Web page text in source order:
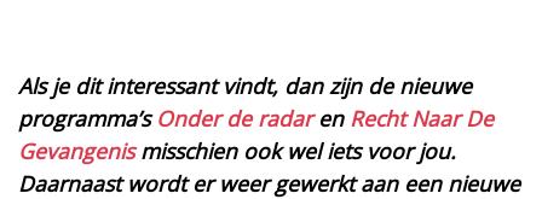
Als je dit interessant vindt, dan zijn de nieuwe
programma’sOnder de radaren Recht Naar De
Gevangenismisschien ook wel iets voor jou.
Daarnaast wordt er weer gewerkt aan een nieuwe